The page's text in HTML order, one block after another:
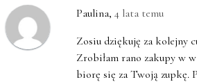
Paulina, 4 lata temu
Zosiu dziękuję za kolejny
Zrobiłam rano zakupy w
biorę się za Twoją zupkę.